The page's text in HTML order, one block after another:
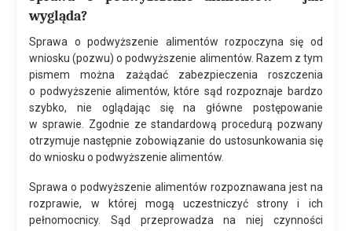
wygląda?
Sprawa o podwyższenie alimentów rozpoczyna się od
wniosku (pozwu) o podwyższenie alimentów. Razem z tym
pismem można zażądać zabezpieczenia roszczenia
o podwyższenie alimentów, które sąd rozpoznaje bardzo
szybko, nie oglądając się na główne postępowanie
w sprawie. Zgodnie ze standardową procedurą pozwany
otrzymuje następnie zobowiązanie do ustosunkowania się
do wniosku o podwyższenie alimentów.
Sprawa o podwyższenie alimentów rozpoznawana jest na
rozprawie, w której mogą uczestniczyć strony i ich
pełnomocnicy. Sąd przeprowadza na niej czynności